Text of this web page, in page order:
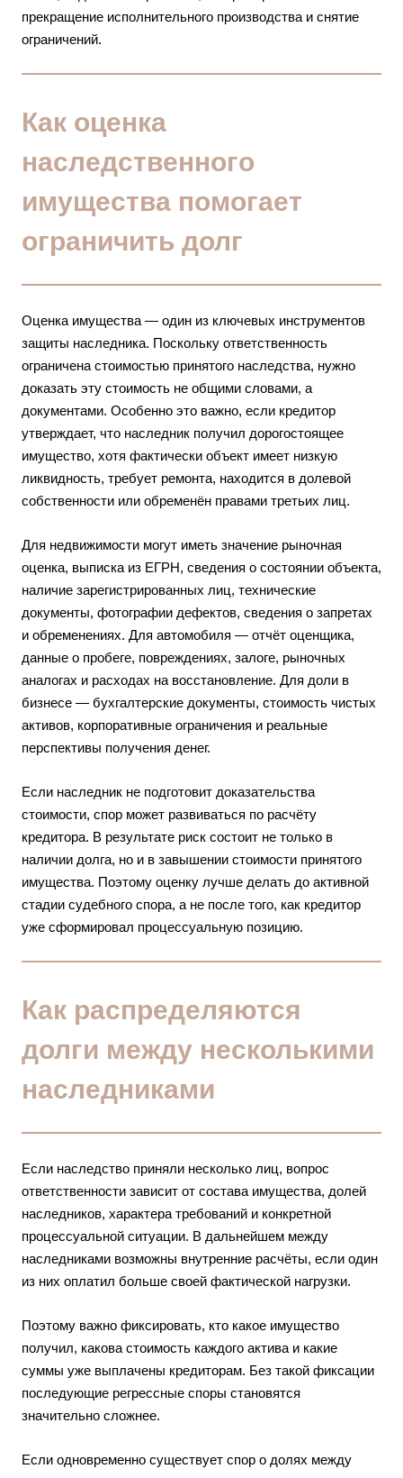
прекращение исполнительного производства и снятие
ограничений.
Как оценка
наследственного
имущества помогает
ограничить долг
Оценка имущества — один из ключевых инструментов
защиты наследника. Поскольку ответственность
ограничена стоимостью принятого наследства, нужно
доказать эту стоимость не общими словами, а
документами. Особенно это важно, если кредитор
утверждает, что наследник получил дорогостоящее
имущество, хотя фактически объект имеет низкую
ликвидность, требует ремонта, находится в долевой
собственности или обременён правами третьих лиц.
Для недвижимости могут иметь значение рыночная
оценка, выписка из ЕГРН, сведения о состоянии объекта,
наличие зарегистрированных лиц, технические
документы, фотографии дефектов, сведения о запретах
и обременениях. Для автомобиля — отчёт оценщика,
данные о пробеге, повреждениях, залоге, рыночных
аналогах и расходах на восстановление. Для доли в
бизнесе — бухгалтерские документы, стоимость чистых
активов, корпоративные ограничения и реальные
перспективы получения денег.
Если наследник не подготовит доказательства
стоимости, спор может развиваться по расчёту
кредитора. В результате риск состоит не только в
наличии долга, но и в завышении стоимости принятого
имущества. Поэтому оценку лучше делать до активной
стадии судебного спора, а не после того, как кредитор
уже сформировал процессуальную позицию.
Как распределяются
долги между несколькими
наследниками
Если наследство приняли несколько лиц, вопрос
ответственности зависит от состава имущества, долей
наследников, характера требований и конкретной
процессуальной ситуации. В дальнейшем между
наследниками возможны внутренние расчёты, если один
из них оплатил больше своей фактической нагрузки.
Поэтому важно фиксировать, кто какое имущество
получил, какова стоимость каждого актива и какие
суммы уже выплачены кредиторам. Без такой фиксации
последующие регрессные споры становятся
значительно сложнее.
Если одновременно существует спор о долях между